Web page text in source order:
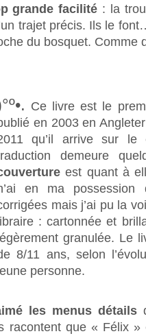
grande facilité : la
trajet précis. Ils le
du bosquet. Comme
Ce livre est le
en 2003 en
qu’il arrive sur le
demeure
est quant à
en ma
mais j’ai pu la
libraire : cartonnée et
légèrement granulée. Le
8/11 ans, selon
personne.
les menus détails
racontent que « Félix